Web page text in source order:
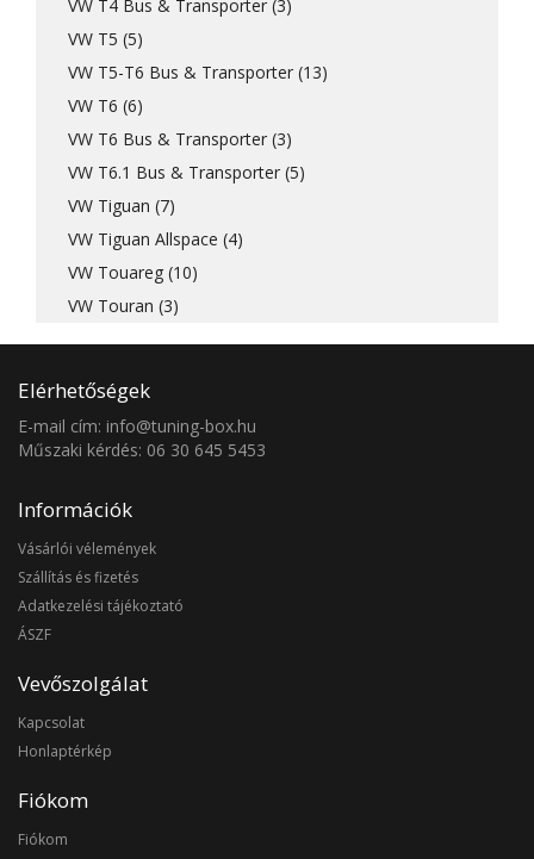
VW T4 Bus & Transporter (3)
VW T5 (5)
VW T5-T6 Bus & Transporter (13)
VW T6 (6)
VW T6 Bus & Transporter (3)
VW T6.1 Bus & Transporter (5)
VW Tiguan (7)
VW Tiguan Allspace (4)
VW Touareg (10)
VW Touran (3)
Elérhetőségek
E-mail cím: info@tuning-box.hu
Műszaki kérdés: 06 30 645 5453
Információk
Vásárlói vélemények
Szállítás és fizetés
Adatkezelési tájékoztató
ÁSZF
Vevőszolgálat
Kapcsolat
Honlaptérkép
Fiókom
Fiókom